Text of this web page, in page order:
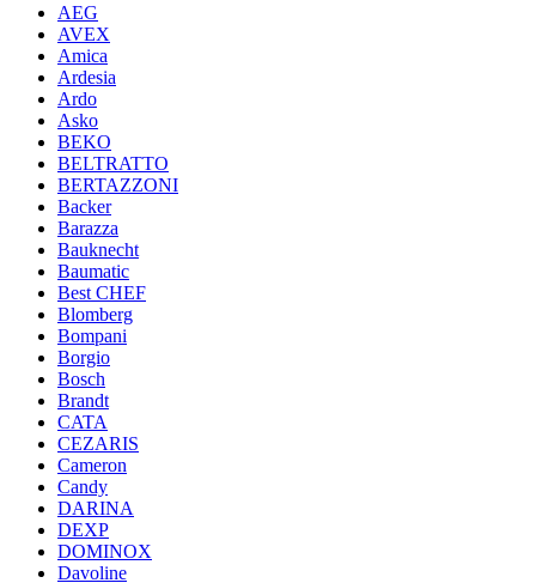
AEG
AVEX
Amica
Ardesia
Ardo
Asko
BEKO
BELTRATTO
BERTAZZONI
Backer
Barazza
Bauknecht
Baumatic
Best CHEF
Blomberg
Bompani
Borgio
Bosch
Brandt
CATA
CEZARIS
Cameron
Candy
DARINA
DEXP
DOMINOX
Davoline